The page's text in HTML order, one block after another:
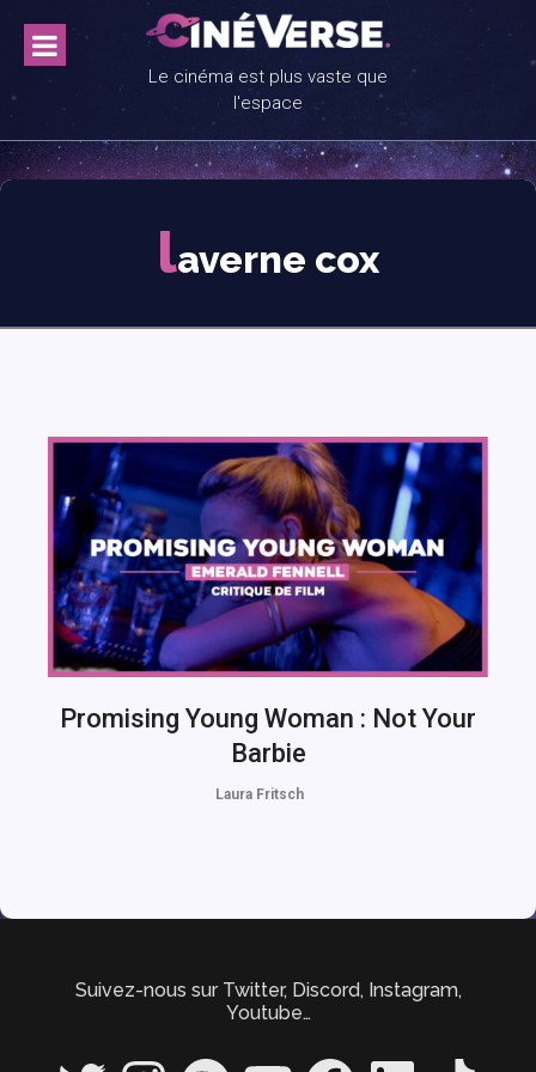
content
Le cinéma est plus vaste que
l'espace
laverne cox
Promising Young Woman : Not Your
Barbie
Laura Fritsch
Suivez-nous sur Twitter, Discord, Instagram,
Youtube…
Twitter InstagramSpotify YouTube FacebookLinkedIn TikTok